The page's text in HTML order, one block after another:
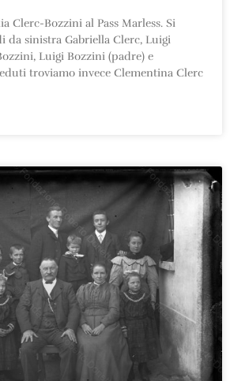
Clerc-Bozzini al Pass Marless. Si
da sinistra Gabriella Clerc, Luigi
Luigi Bozzini (padre) e
troviamo invece Clementina Clerc